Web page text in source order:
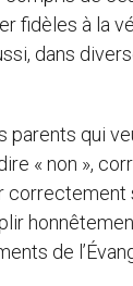
fidèles à la
dans
parents qui
« non »,
de